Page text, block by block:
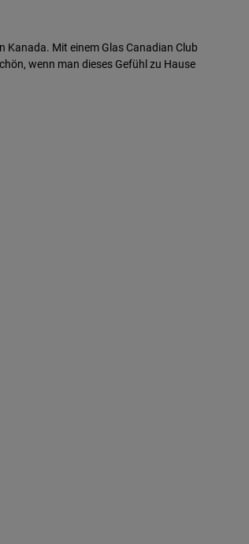
Kanada. Mit einem Glas Canadian Club
wenn man dieses Gefühl zu Hause